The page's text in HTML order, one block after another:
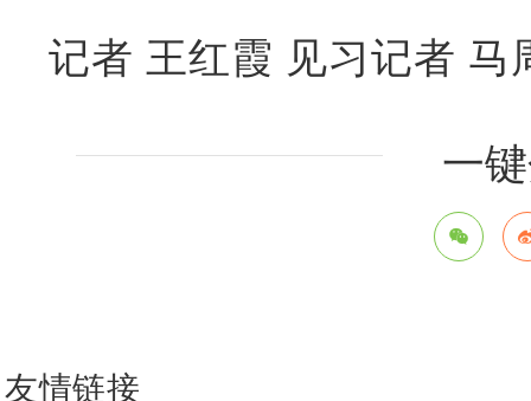
记者 王红霞 见习记者 马
一
友情链接